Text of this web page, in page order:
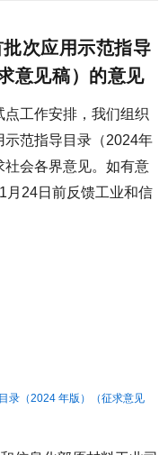
次应用示范指导
意见稿）的意见
工作安排，我们组织
范指导目录（2024年
会各界意见。如有意
月24日前反馈工业和信
录（2024 年版）（征求意见